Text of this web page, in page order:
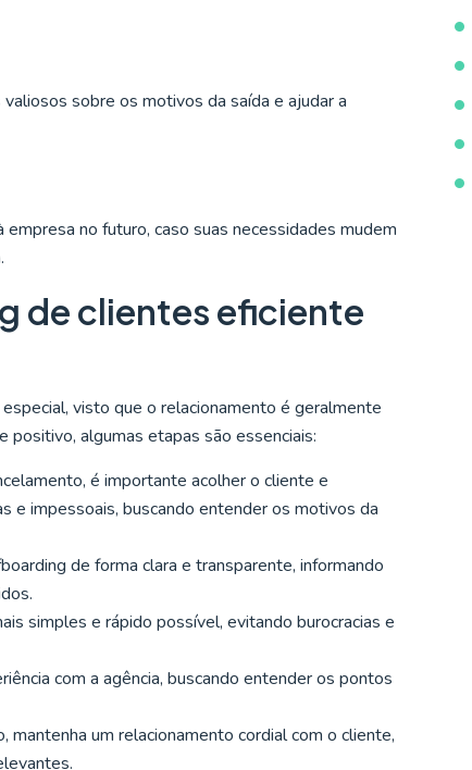
sobre os motivos da saída e ajudar a
no futuro, caso suas necessidades mudem
de clientes eficiente
visto que o relacionamento é geralmente
positivo, algumas etapas são essenciais:
é importante acolher o cliente e
e impessoais, buscando entender os motivos da
de forma clara e transparente, informando
simples e rápido possível, evitando burocracias e
com a agência, buscando entender os pontos
mantenha um relacionamento cordial com o cliente,